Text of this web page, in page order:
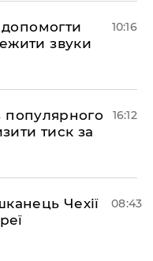
звуки
10:16
популярного
тиск за
16:12
Чехії
08:43